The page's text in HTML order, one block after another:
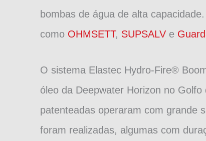
bombas de água de alta
como OHMSETT, SUPSALV e
O sistema Elastec Hydro-Fire®
óleo da Deepwater Horizon no
patenteadas operaram com grande
foram realizadas, algumas com